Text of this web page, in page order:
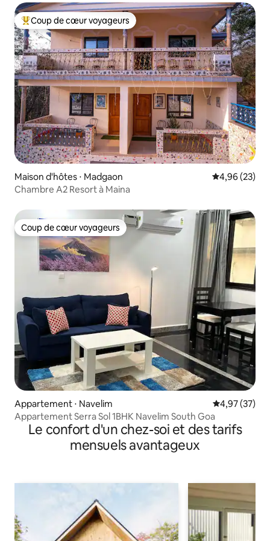
Coups de cœur voyageurs les plus appréciés
Coup de cœur voyageurs
Maison d'hôtes ⋅ Madgaon Évaluation
4,96 (23)
Chambre A2 Resort à Maina
Coup de cœur voyageurs
Coup de cœur voyageurs
Appartement ⋅ Navelim Évaluation
4,97 (37)
Appartement Serra Sol 1BHK Navelim South Goa
Le confort d'un chez-soi et des tarifs
mensuels avantageux